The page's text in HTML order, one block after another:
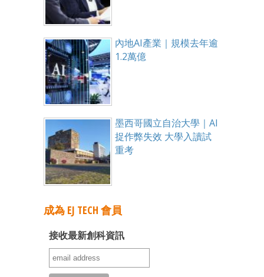
內地AI產業｜規模去年逾
1.2萬億
墨西哥國立自治大學｜AI
捉作弊失效 大學入讀試
重考
成為 EJ TECH 會員
接收最新創科資訊